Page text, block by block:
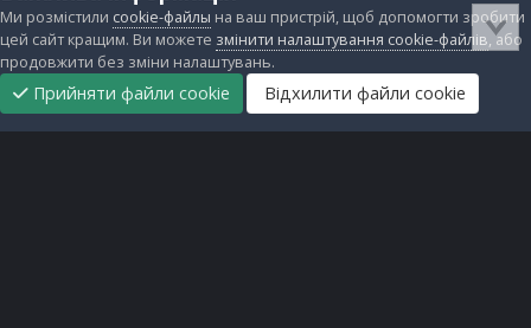
Ми розмістили cookie-файлы на ваш пристрій, щоб допомогти зробити
цей сайт кращим. Ви можете змінити налаштування cookie-файлів, або
продовжити без зміни налаштувань.
Прийняти файли cookie Відхилити файли cookie
Головна
Підтримати
нас
Прибрати
рекламу
Завантаження Непрочитані Реєстрація